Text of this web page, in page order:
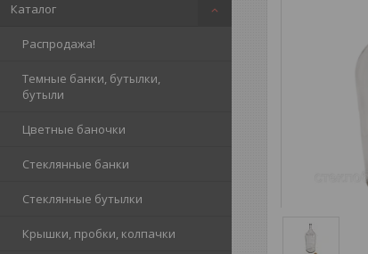
Каталог
Распродажа!
Темные банки, бутылки,
бутыли
Цветные баночки
Стеклянные банки
Стеклянные бутылки
Крышки, пробки, колпачки